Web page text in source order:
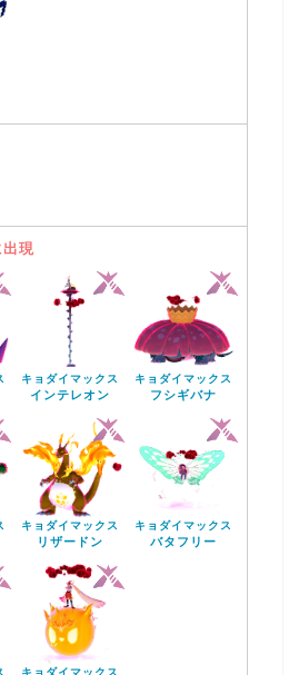
現
キョダイマックス
インテレオン
キョダイマックス
フシギバナ
キョダイマックス
リザードン
キョダイマックス
バタフリー
キョダイマックス